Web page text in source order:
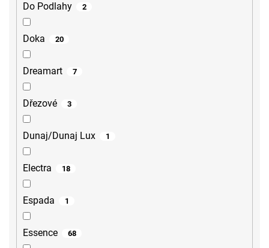
Do Podlahy 2
Doka 20
Dreamart 7
Dřezové 3
Dunaj/Dunaj Lux 1
Electra 18
Espada 1
Essence 68